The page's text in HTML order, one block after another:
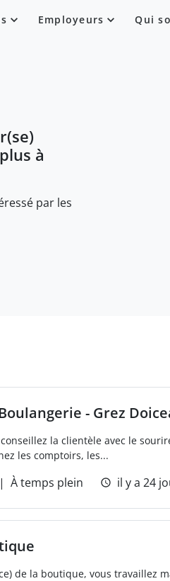
Employeurs Qui
à
par les
- Grez
la clientèle avec le
les comptoirs, les...
À temps plein il y a 24
de la boutique, vous travaillez